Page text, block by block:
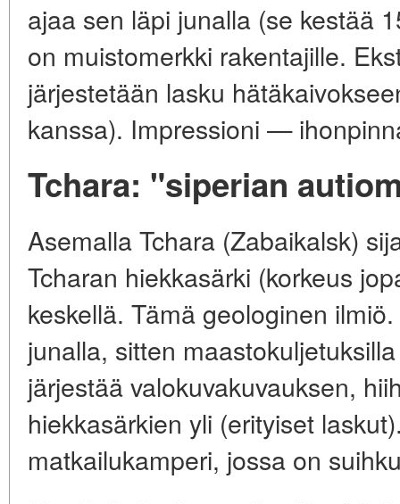
ajaa sen läpi junalla (se kestää
on muistomerkki rakentajille.
järjestetään lasku
kanssa). Impressioni —
Tchara: "siperian
Asemalla Tchara (Zabaikalsk)
Tcharan hiekkasärki (korkeus
keskellä. Tämä geologinen
junalla, sitten
järjestää valokuvakuvauksen,
hiekkasärkien yli (erityiset
matkailukamperi, jossa on